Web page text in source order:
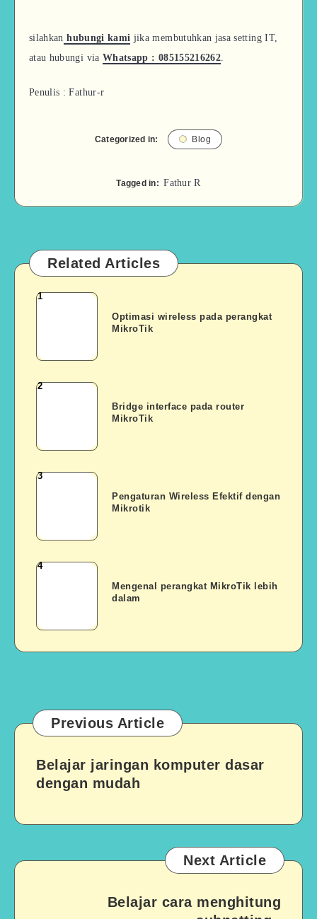
silahkan hubungi kami jika membutuhkan jasa setting IT,
atau hubungi via Whatsapp : 085155216262.
Penulis : Fathur-r
Categorized in: Blog
Tagged in: Fathur R
Related Articles
Optimasi
1
Optimasi wireless pada perangkat
MikroTik
Bridge
2
Bridge interface pada router
MikroTik
Pengaturan
3
Pengaturan Wireless Efektif dengan
Mikrotik
Mengenal
4
Mengenal perangkat MikroTik lebih
dalam
Previous Article
Belajar jaringan komputer dasar
dengan mudah
Next Article
Belajar cara menghitung